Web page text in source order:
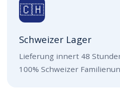
🇨🇭
Schweizer Lager
Lieferung innert 48
100% Schweizer